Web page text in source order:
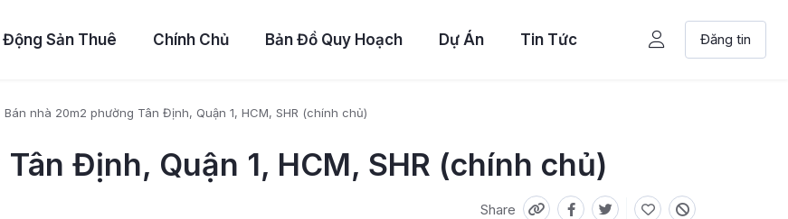
Động Sản Thuê Chính Chủ Bản Đồ Quy Hoạch Dự Án Tin Tức Đăng tin
Bán nhà 20m2 phường Tân Định, Quận 1, HCM, SHR (chính chủ)
Định, Quận 1, HCM, SHR (chính chủ)
Share